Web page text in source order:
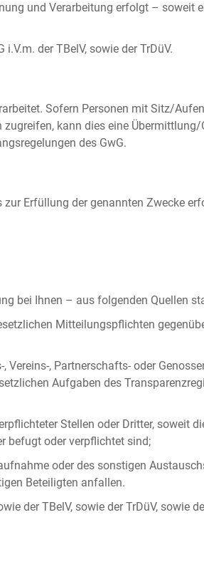
und Verarbeitung erfolgt – soweit
der TBelV, sowie der TrDüV.
Sofern Personen mit Sitz/
kann dies eine
des GwG.
Erfüllung der genannten Zwecke
bei Ihnen – aus folgenden Quellen
Mitteilungspflichten
, Partnerschafts- oder
Aufgaben des
Stellen oder Dritter, soweit
befugt oder verpflichtet sind;
oder des sonstigen
Beteiligten anfallen.
der TBelV, sowie der TrDüV, sowie